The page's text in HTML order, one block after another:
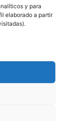
y para
elaborado a partir
1893